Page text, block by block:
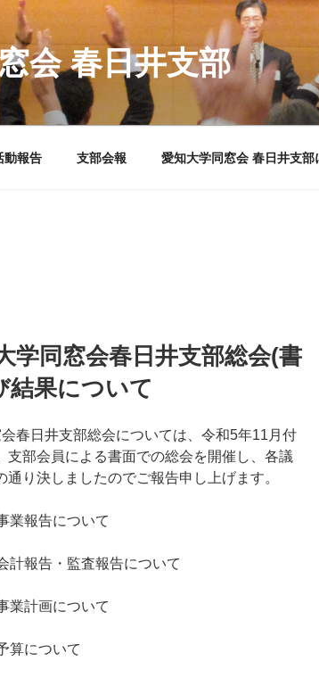
会 春日井支部
動報告 支部会報 愛知大学同窓会 春日井支部
学同窓会春日井支部総会(書
結果について
春日井支部総会については、令和5年11月付
支部会員による書面での総会を開催し、各議
り決しましたのでご報告申し上げます。
業報告について
計報告・監査報告について
業計画について
算について